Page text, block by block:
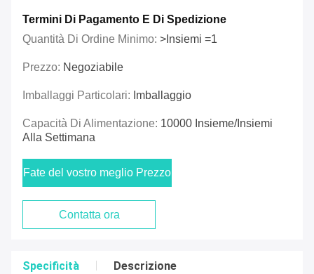
Termini Di Pagamento E Di Spedizione
Quantità Di Ordine Minimo: >Insiemi =1
Prezzo: Negoziabile
Imballaggi Particolari: Imballaggio
Capacità Di Alimentazione: 10000 Insieme/insiemi
Alla Settimana
Fate del vostro meglio Prezzo
Contatta ora
Specificità Descrizione